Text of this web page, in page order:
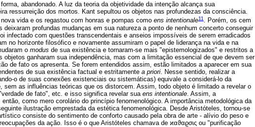
abandonado. A luz da teoria da objetividade da intenção alcança sua
ressurreição dos mortos. Kant sepultou os objetos nas profundezas da consciência.
vida e os regastou com honras e pompas como ens intentionale11 . Porém, os cem
deixaram profundas mudanças em sua natureza a ponto de nenhum concerto conseguir
infectado com questões transcendentais e anseios impossíveis de serem erradicados
no horizonte filosófico e novamente assumiram o papel de liderança na vida e na
o modus de sua existência e tornaram-se mais "epistemologizados" e restritos a
ganharam sua independência, mas com a limitação essencial de que devem ser
de fato os apresenta. Se forem entendidos assim, estão limitados a aparecer em sua
de sua existência factual e estritamente a priori . Nesse sentido, realizar a
o de suas conexões existenciais ou sistemáticas) equivale a considerá-lo da
sem as influências teóricas que os distorcem. Assim, todo objeto é limitado a revelar o
de fato", etc. e isso significa revelar sua ens intentionale . Assim, a
então, como mero corolário do princípio fenomenológico. A importância metodológica da
ilustração emprestada da estética fenomenológica. Desde Aristóteles, tornou-se
consiste do sentimento de conforto causado pela obra de arte - alívio do peso e
da ação. Isso é o que Aristóteles chamava de ϰαϑαϱσɩς ou "purificação